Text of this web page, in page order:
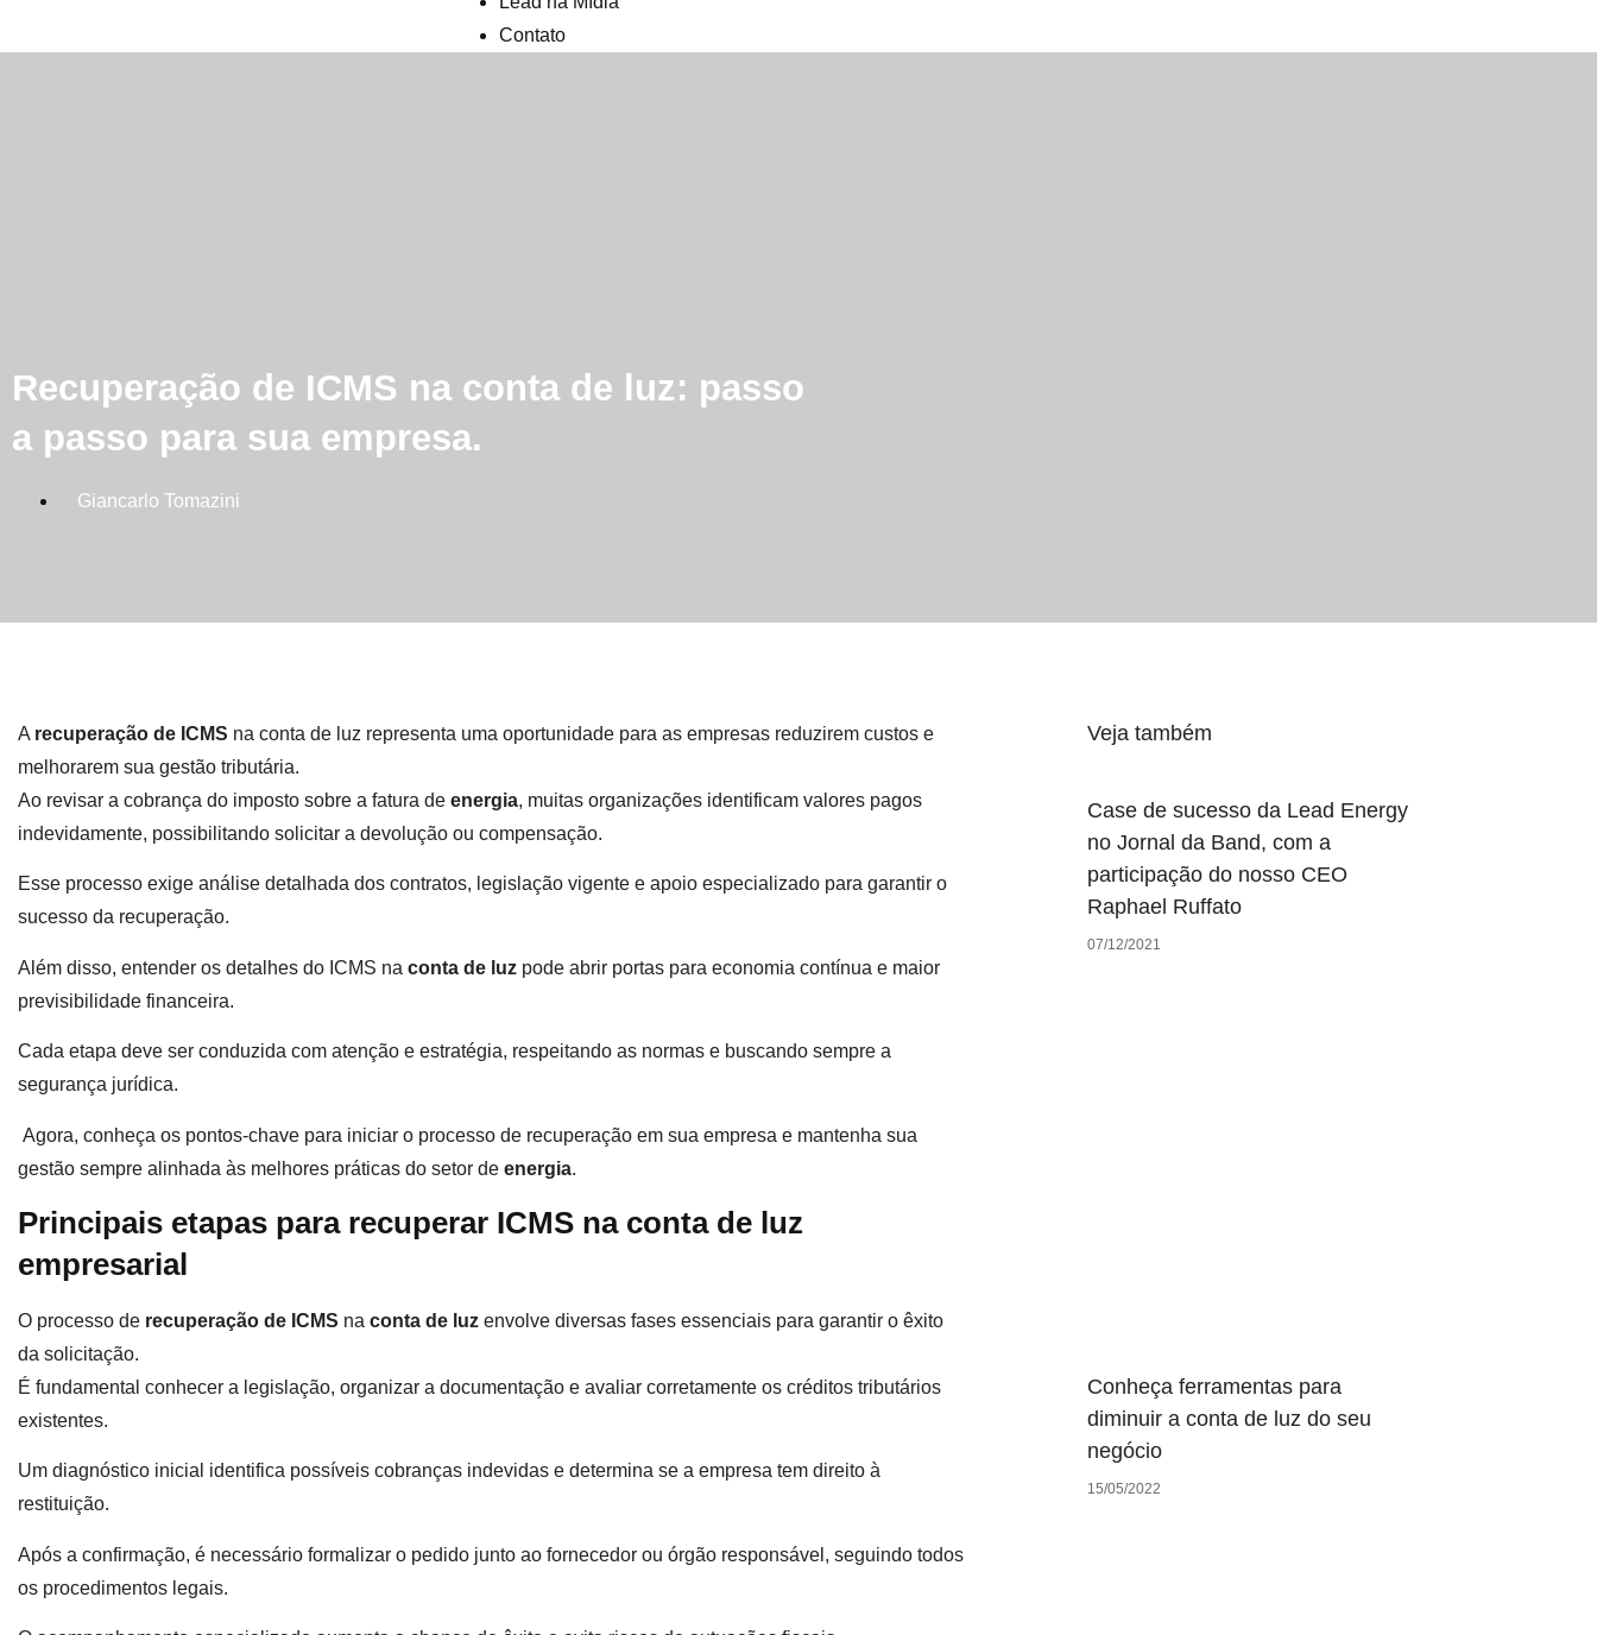
Contato
Recuperação de ICMS na conta de luz: passo
a passo para sua empresa.
Giancarlo Tomazini
A recuperação de ICMS na conta de luz representa uma oportunidade para as empresas reduzirem custos e
melhorarem sua gestão tributária.
Ao revisar a cobrança do imposto sobre a fatura de energia, muitas organizações identificam valores pagos
indevidamente, possibilitando solicitar a devolução ou compensação.
Esse processo exige análise detalhada dos contratos, legislação vigente e apoio especializado para garantir o
sucesso da recuperação.
Além disso, entender os detalhes do ICMS na conta de luz pode abrir portas para economia contínua e maior
previsibilidade financeira.
Cada etapa deve ser conduzida com atenção e estratégia, respeitando as normas e buscando sempre a
segurança jurídica.
Agora, conheça os pontos-chave para iniciar o processo de recuperação em sua empresa e mantenha sua
gestão sempre alinhada às melhores práticas do setor de energia.
Principais etapas para recuperar ICMS na conta de luz
empresarial
O processo de recuperação de ICMS na conta de luz envolve diversas fases essenciais para garantir o êxito
da solicitação.
É fundamental conhecer a legislação, organizar a documentação e avaliar corretamente os créditos tributários
existentes.
Um diagnóstico inicial identifica possíveis cobranças indevidas e determina se a empresa tem direito à
restituição.
Após a confirmação, é necessário formalizar o pedido junto ao fornecedor ou órgão responsável, seguindo todos
os procedimentos legais.
Veja também
Case de sucesso da Lead Energy
no Jornal da Band, com a
participação do nosso CEO
Raphael Ruffato
07/12/2021
Conheça ferramentas para
diminuir a conta de luz do seu
negócio
15/05/2022